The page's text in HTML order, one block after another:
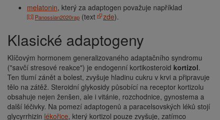
melatonin, který za adaptogen považuje například
Panossian2020rap (text zde).
Klasické adaptogeny
Klíčovým hormonem generalizovaného adaptačního syndromu
("savčí stresové reakce") je endogenní kortikosteroid kortizol.
Ten tlumí zánět a bolest, zvyšuje hladinu cukru v krvi a připravuje
tělo na zátěž. Steroidní glykosidy působící na receptor kortizolu
obsahuje nejen ženšen, ale i vitánie, rozchodnice, gynostema a
další léčivky. Na pomezí adaptogenů a paracelsovských léků stojí
glycyrrhizin lékořice, který kortizol pouze zvyšuje, zatímco